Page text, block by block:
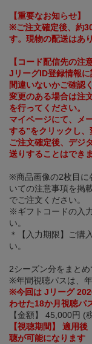
【重要なお知らせ】
※ご注文確定後、約
す。現物の配送はあ
【コード配信先の注意
JリーグID登録情報に
間違いないかご確認
変更のある場合は注
を行ってください。
マイページにて、メ
する”をクリックし、
ご注文確定後、デジ
送りすることはでき
※商品画像の2枚目に
いての注意事項を掲
でご注文ください。
※ギフトコードの入
い。
＊【入力期限】ご購
い。
2シーズン分をまと
※年間視聴パスは、
※今回は Jリーグ
わせた18か月視聴パ
【金額】 45,000円 (
【視聴期間】 適用
聴が可能になります